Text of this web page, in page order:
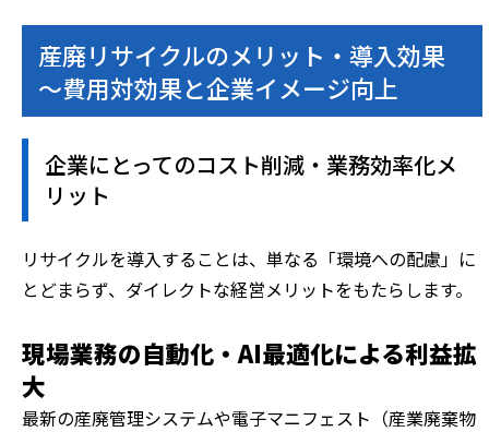
産廃リサイクルのメリット・導入効果
～費用対効果と企業イメージ向上
企業にとってのコスト削減・業務効率化メ
リット
リサイクルを導入することは、単なる「環境への配慮」に
とどまらず、ダイレクトな経営メリットをもたらします。
現場業務の自動化・AI最適化による利益拡
大
最新の産廃管理システムや電子マニフェスト（産業廃棄物